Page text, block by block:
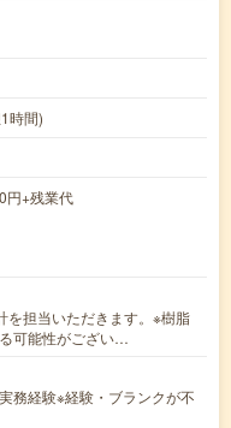
時間)
+残業代
を担当いただきます。※樹脂
可能性がござい…
務経験※経験・ブランクが不